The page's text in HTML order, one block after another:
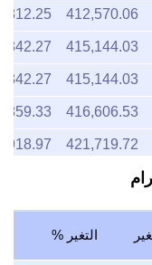
415,144.03
415,144.03
416,606.53
421,719.72
417,191.22
415,828.62
420,246.43
416,582.26